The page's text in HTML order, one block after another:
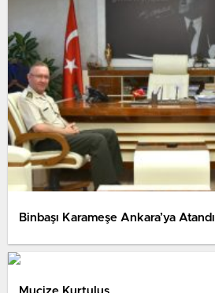
Binbaşı Karameşe Ankara’ya Atandı
Mucize Kurtuluş